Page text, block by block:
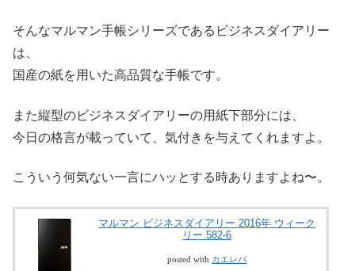
そんなマルマン手帳シリーズであるビジネスダイアリー
は、
国産の紙を用いた高品質な手帳です。
また縦型のビジネスダイアリーの用紙下部分には、
今日の格言が載っていて、気付きを与えてくれますよ。
こういう何気ない一言にハッとする時ありますよね〜。
マルマン ビジネスダイアリー 2016年 ウィーク
リー 582-6
posted with カエレバ